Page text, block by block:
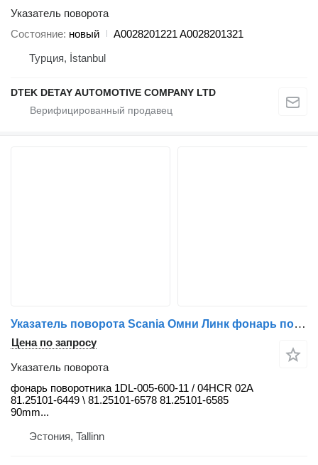
Указатель поворота
Состояние новый
A0028201221 A0028201321
Турция, İstanbul
DTEK DETAY AUTOMOTIVE COMPANY LTD
Указатель поворота Scania Омни Линк фонарь повор для автобуса MAN City
Цена по запросу
Указатель поворота
фонарь поворотника 1DL-005-600-11 / 04HCR 02A
81.25101-6449 \ 81.25101-6578 81.25101-6585
90mm...
Эстония, Tallinn